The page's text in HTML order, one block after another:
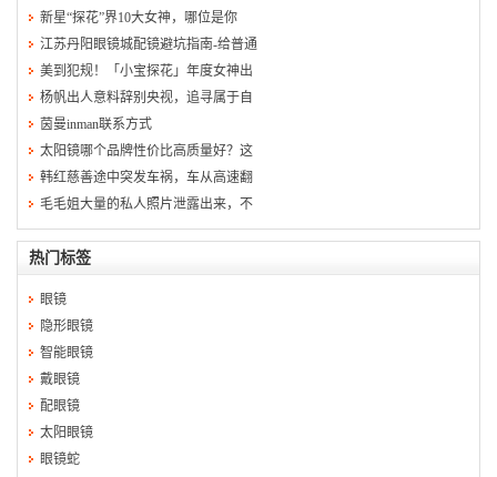
新星“探花”界10大女神，哪位是你
江苏丹阳眼镜城配镜避坑指南-给普通
美到犯规！「小宝探花」年度女神出
杨帆出人意料辞别央视，追寻属于自
茵曼inman联系方式
太阳镜哪个品牌性价比高质量好？这
韩红慈善途中突发车祸，车从高速翻
毛毛姐大量的私人照片泄露出来，不
热门标签
眼镜
隐形眼镜
智能眼镜
戴眼镜
配眼镜
太阳眼镜
眼镜蛇